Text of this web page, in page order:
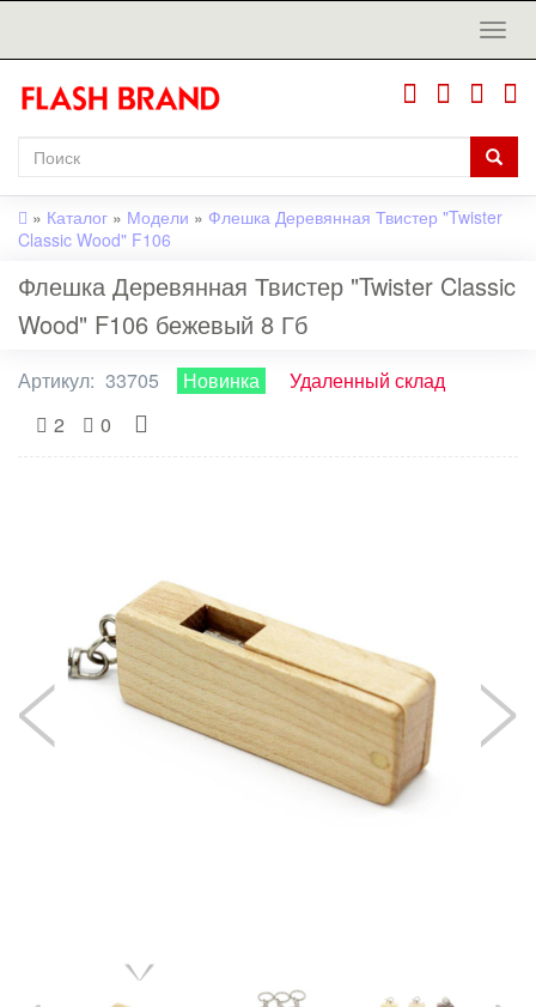
» Каталог » Модели » Флешка Деревянная Твистер "Twister
Classic Wood" F106
Флешка Деревянная Твистер "Twister Classic
Wood" F106 бежевый 8 Гб
Артикул: 33705 Новинка
Удаленный склад
2
0